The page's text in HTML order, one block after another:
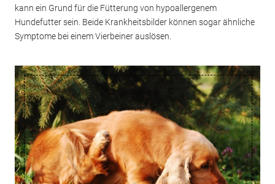
kann ein Grund für die Fütterung von hypoallergenem
Hundefutter sein. Beide Krankheitsbilder können sogar ähnliche
Symptome bei einem Vierbeiner auslösen.